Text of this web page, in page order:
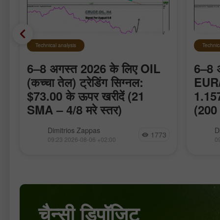
Technical analysis
6–8 अगस्त 2026 के लिए OIL
(कच्चा तेल) ट्रेडिंग सिग्नल:
$73.00 के ऊपर खरीदें (21
SMA – 4/8 मरे स्तर)
Eagle इंडिकेटर कच्चे तेल (Crude Oil) के
लिए सकारात्मक संकेत दे रहा है, इसलिए हम $73
Dimitrios Zappas
09:23 2026-08-06 +02:00 1773
6–8
हम
चैन्सी डिपॉजिट